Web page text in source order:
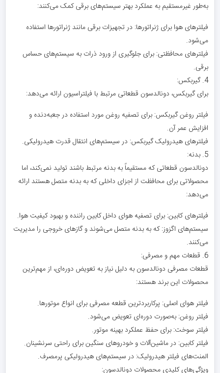
به‌طور غیرمستقیم به عملکرد بهتر سیستم‌های برقی کمک می‌کنند:
فیلترهای هوا برای ژنراتورها: در تجهیزات برقی مانند ژنراتورها استفاده
می‌شود.
فیلترهای محافظتی: برای جلوگیری از ورود ذرات به سیستم‌های حساس
برقی.
4. گیربکس:
برای گیربکس، دونالدسون قطعاتی مرتبط با فیلتراسیون ارائه می‌دهد:
فیلتر روغن گیربکس: برای تصفیه روغن مورد استفاده در جعبه‌دنده و
افزایش عمر آن.
فیلترهای هیدرولیک گیربکس: در سیستم‌های انتقال قدرت هیدرولیکی.
5. بدنه:
دونالدسون قطعاتی که مستقیماً به بدنه مرتبط باشند تولید نمی‌کند، اما
محصولاتی برای محافظت از اجزای داخلی که به بدنه متصل هستند ارائه
می‌دهد:
فیلترهای کابین: برای تصفیه هوای داخل کابین راننده و بهبود کیفیت هوا.
سیستم‌های اگزوز: که به بدنه متصل می‌شوند و گازهای خروجی را مدیریت
می‌کنند.
6. قطعات مهم و مصرفی:
قطعات مصرفی دونالدسون به دلیل نیاز به تعویض دوره‌ای، از مهم‌ترین
محصولات این برند هستند:
فیلتر هوای اصلی: پرکاربردترین قطعه مصرفی برای انواع موتورها.
فیلتر روغن: به‌صورت دوره‌ای تعویض می‌شود.
فیلتر سوخت: برای حفظ عملکرد بهینه موتور.
فیلتر کابین: در ماشین‌آلات و خودروهای سنگین برای راحتی سرنشینان.
المنت‌های فیلتر هیدرولیک: در سیستم‌های هیدرولیکی پرمصرف.
ویژگی‌های کلیدی محصولات دونالدسون: